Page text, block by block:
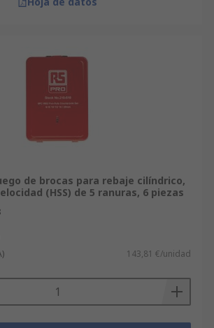
de brocas para rebaje cilíndrico,
(HSS) de 5 ranuras, 6 piezas
143,81 €/unidad